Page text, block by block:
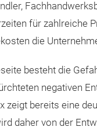
für zahlreiche
die
besteht die
negativen
zeigt bereits eine
daher von der